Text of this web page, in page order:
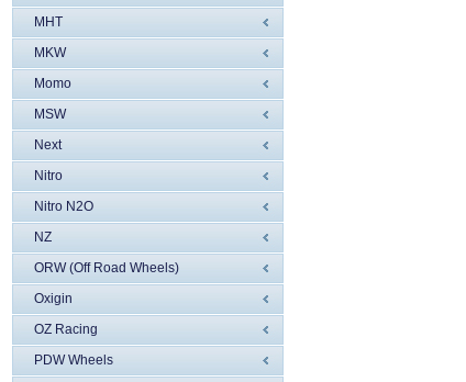
MHT
MKW
Momo
MSW
Next
Nitro
Nitro N2O
NZ
ORW (Off Road Wheels)
Oxigin
OZ Racing
PDW Wheels